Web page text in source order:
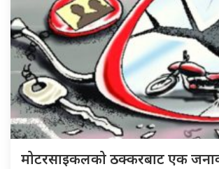
मोटरसाइकलको ठक्करबाट एक